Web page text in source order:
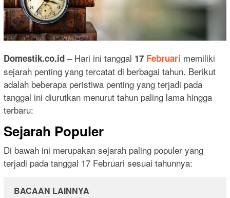
Domestik.co.id – Hari ini tanggal 17 Februari memiliki
sejarah penting yang tercatat di berbagai tahun. Berikut
adalah beberapa peristiwa penting yang terjadi pada
tanggal ini diurutkan menurut tahun paling lama hingga
terbaru:
Sejarah Populer
Di bawah ini merupakan sejarah paling populer yang
terjadi pada tanggal 17 Februari sesuai tahunnya:
BACAAN LAINNYA